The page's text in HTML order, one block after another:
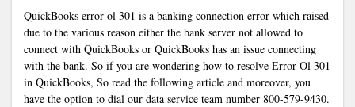
QuickBooks error ol 301 is a banking connection error which raised
due to the various reason either the bank server not allowed to
connect with QuickBooks or QuickBooks has an issue connecting
with the bank. So if you are wondering how to resolve Error Ol 301
in QuickBooks, So read the following article and moreover, you
have the option to dial our data service team number 800-579-9430.